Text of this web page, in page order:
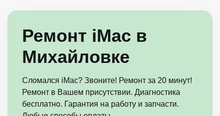
Ремонт iMac в
Михайловке
Сломался iMac? Звоните! Ремонт за 20 минут!
Ремонт в Вашем присутствии. Диагностика
бесплатно. Гарантия на работу и запчасти.